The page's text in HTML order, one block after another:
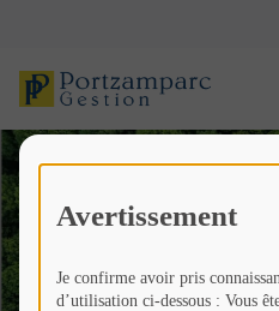
Avertissement
Je confirme avoir pris
d’utilisation ci-dessous : Vous
Notre
responsable